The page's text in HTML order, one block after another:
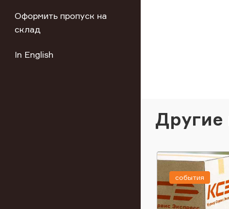
Оформить пропуск на
склад
In English
Другие
события